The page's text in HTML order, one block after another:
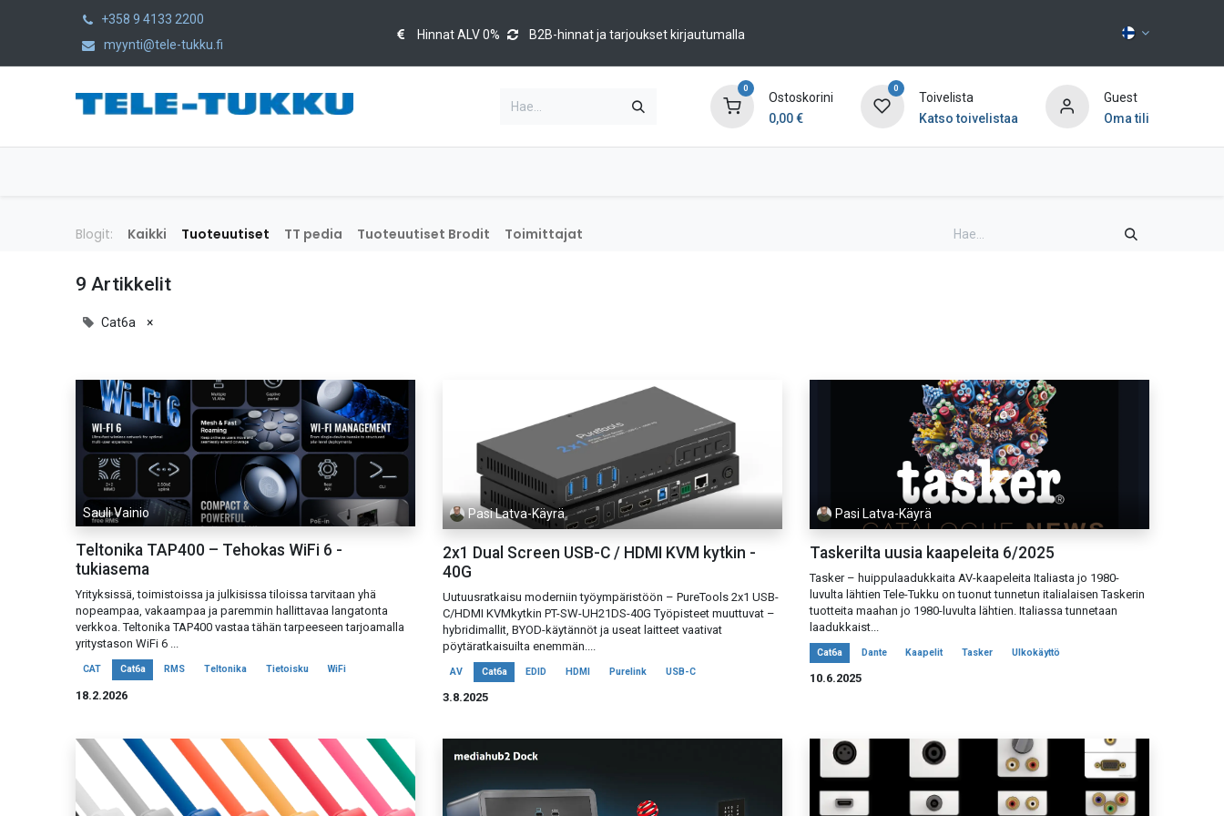
+358 9 4133 2200
myynti@tele-tukku.fi
Hinnat ALV 0% B2B-hinnat ja tarjoukset kirjautumalla
0
Ostoskorini
0,00€
0
Toivelista
Katso toivelistaa
Guest
Oma tili
Blogit: Kaikki Tuoteuutiset TT pedia Tuoteuutiset Brodit Toimittajat
9 Artikkelit
Cat6a ×
Sauli Vainio
Teltonika TAP400 – Tehokas WiFi 6 -
tukiasema
Yrityksissä, toimistoissa ja julkisissa tiloissa tarvitaan yhä
nopeampaa, vakaampaa ja paremmin hallittavaa langatonta
verkkoa. Teltonika TAP400 vastaa tähän tarpeeseen tarjoamalla
yritystason WiFi 6 ...
CAT Cat6a RMS Teltonika Tietoisku WiFi
18.2.2026
Pasi Latva-Käyrä
2x1 Dual Screen USB-C / HDMI KVM kytkin -
40G
Uutuusratkaisu moderniin työympäristöön – PureTools 2x1 USB-
C/HDMI KVMkytkin PT-SW-UH21DS-40G Työpisteet muuttuvat –
hybridimallit, BYOD-käytännöt ja useat laitteet vaativat
pöytäratkaisuilta enemmän....
AV Cat6a EDID HDMI Purelink USB-C
3.8.2025
Pasi Latva-Käyrä
Taskerilta uusia kaapeleita 6/2025
Tasker – huippulaadukkaita AV-kaapeleita Italiasta jo 1980-
luvulta lähtien Tele-Tukku on tuonut tunnetun italialaisen Taskerin
tuotteita maahan jo 1980-luvulta lähtien. Italiassa tunnetaan
laadukkaist...
Cat6a Dante Kaapelit Tasker Ulkokäyttö
10.6.2025